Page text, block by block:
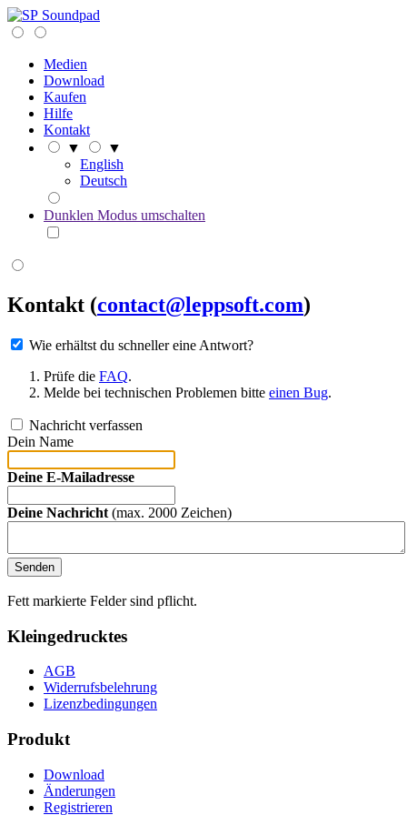
Soundpad
Medien
Download
Kaufen
Hilfe
Kontakt
▼
▼
English
Deutsch
Dunklen Modus umschalten
Kontakt (contact@leppsoft.com)
Wie erhältst du schneller eine Antwort?
Prüfe die FAQ.
Melde bei technischen Problemen bitte einen Bug.
Nachricht verfassen
Dein Name
Deine E-Mailadresse
Deine Nachricht (max. 2000 Zeichen)
Fett markierte Felder sind pflicht.
Kleingedrucktes
AGB
Widerrufsbelehrung
Lizenzbedingungen
Produkt
Download
Änderungen
Registrieren